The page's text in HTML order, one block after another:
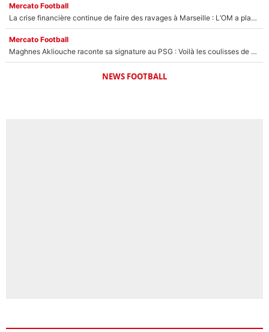
Mercato Football
La crise financière continue de faire des ravages à Marseille : L’OM a placé 12 joueurs sur le marché des transferts… et ça pourrait lui rapporter près de 100M€ !
Mercato Football
Maghnes Akliouche raconte sa signature au PSG : Voilà les coulisses de son transfert de rêve à 50M€
NEWS FOOTBALL